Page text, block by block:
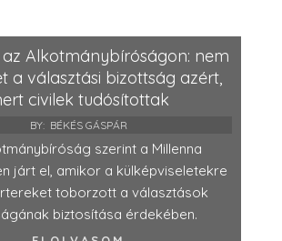
Alkotmánybíróságon: nem
a választási bizottság azért,
civilek tudósítottak
BY: BÉKÉS GÁSPÁR
szerint a Millenna
járt el, amikor a külképviseletekre
toborzott a választások
biztosítása érdekében.